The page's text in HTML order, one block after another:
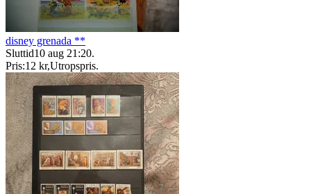
disney grenada **
Sluttid10 aug 21:20.
Pris:12 kr,Utropspris.